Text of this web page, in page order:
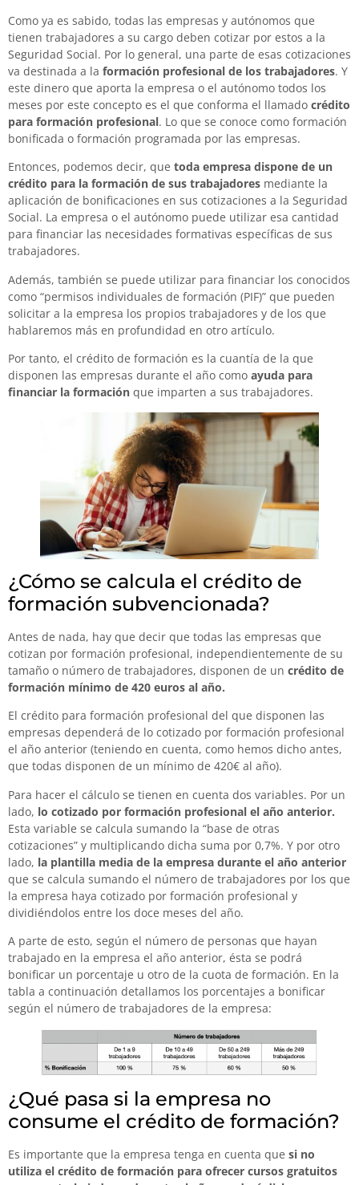
Como ya es sabido, todas las empresas y autónomos que
tienen trabajadores a su cargo deben cotizar por estos a la
Seguridad Social. Por lo general, una parte de esas cotizaciones
va destinada a la formación profesional de los trabajadores. Y
este dinero que aporta la empresa o el autónomo todos los
meses por este concepto es el que conforma el llamado crédito
para formación profesional. Lo que se conoce como formación
bonificada o formación programada por las empresas.
Entonces, podemos decir, que toda empresa dispone de un
crédito para la formación de sus trabajadores mediante la
aplicación de bonificaciones en sus cotizaciones a la Seguridad
Social. La empresa o el autónomo puede utilizar esa cantidad
para financiar las necesidades formativas específicas de sus
trabajadores.
Además, también se puede utilizar para financiar los conocidos
como “permisos individuales de formación (PIF)” que pueden
solicitar a la empresa los propios trabajadores y de los que
hablaremos más en profundidad en otro artículo.
Por tanto, el crédito de formación es la cuantía de la que
disponen las empresas durante el año como ayuda para
financiar la formación que imparten a sus trabajadores.
¿Cómo se calcula el crédito de
formación subvencionada?
Antes de nada, hay que decir que todas las empresas que
cotizan por formación profesional, independientemente de su
tamaño o número de trabajadores, disponen de un crédito de
formación mínimo de 420 euros al año.
El crédito para formación profesional del que disponen las
empresas dependerá de lo cotizado por formación profesional
el año anterior (teniendo en cuenta, como hemos dicho antes,
que todas disponen de un mínimo de 420€ al año).
Para hacer el cálculo se tienen en cuenta dos variables. Por un
lado, lo cotizado por formación profesional el año anterior.
Esta variable se calcula sumando la “base de otras
cotizaciones” y multiplicando dicha suma por 0,7%. Y por otro
lado, la plantilla media de la empresa durante el año anterior
que se calcula sumando el número de trabajadores por los que
la empresa haya cotizado por formación profesional y
dividiéndolos entre los doce meses del año.
A parte de esto, según el número de personas que hayan
trabajado en la empresa el año anterior, ésta se podrá
bonificar un porcentaje u otro de la cuota de formación. En la
tabla a continuación detallamos los porcentajes a bonificar
según el número de trabajadores de la empresa:
¿Qué pasa si la empresa no
consume el crédito de formación?
Es importante que la empresa tenga en cuenta que si no
utiliza el crédito de formación para ofrecer cursos gratuitos